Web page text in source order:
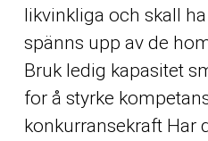
likvinkliga och skall
spänns upp av de
Bruk ledig kapasitet
for å styrke
konkurransekraft Har